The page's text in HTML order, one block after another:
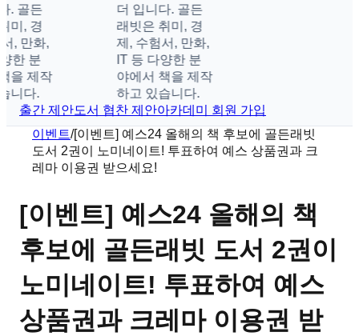
. 골든
미, 경
, 만화,
한 분
을 제작
니다.
더 입니다. 골든
래빗은 취미, 경
제, 수험서, 만화,
IT 등 다양한 분
야에서 책을 제작
하고 있습니다.
출간 제안도서 협찬 제안아카데미 회원 가입
이벤트/[이벤트] 예스24 올해의 책 후보에 골든래빗
도서 2권이 노미네이트! 투표하여 예스 상품권과 크
레마 이용권 받으세요!
[이벤트] 예스24 올해의 책
후보에 골든래빗 도서 2권이
노미네이트! 투표하여 예스
상품권과 크레마 이용권 받